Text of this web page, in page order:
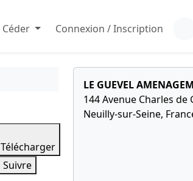
Céder Connexion / Inscription
Télécharger
Suivre
LE GUEVEL
144 Avenue Charles de
Neuilly-sur-Seine,